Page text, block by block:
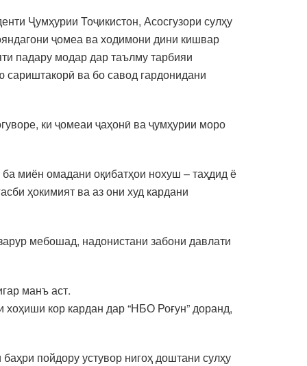
Ҷумҳурии Тоҷикистон, Асосгузори сулҳу
ҷомеа ва ходимони дини кишвар
падару модар дар таълму тарбияи
ва бо савод гардонидани
ки ҷомеаи ҷаҳонӣ ва ҷумҳурии моро
миён омадани оқибатҳои нохуш – таҳдид ё
ҳокимият ва аз они худ кардани
мебошад, надонистани забони давлати
манъ аст.
кор кардан дар “НБО Роғун” доранд,
пойдору устувор нигоҳ доштани сулҳу